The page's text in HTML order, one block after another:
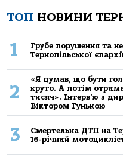
ТОП НОВИНИ
1
Грубе порушення та
Тернопільської
2
«Я думав, що бути
круто. А потім
тисяч». Інтерв’ю з
Віктором Гунькою
3
Смертельнa ДТП нa
16-річний